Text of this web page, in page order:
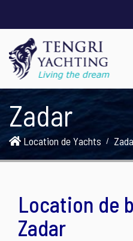
Zadar
Location de Yachts
Location de
Zadar